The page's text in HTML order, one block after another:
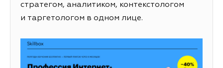
стратегом, аналитиком, контекстологом
и таргетологом в одном лице.